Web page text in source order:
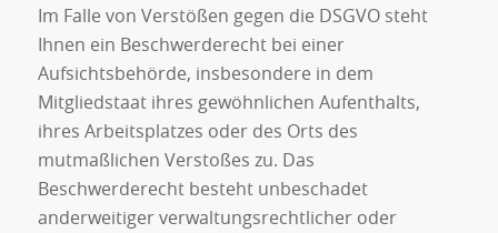
Im Falle von Verstößen gegen die DSGVO steht
Ihnen ein Beschwerderecht bei einer
Aufsichtsbehörde, insbesondere in dem
Mitgliedstaat ihres gewöhnlichen Aufenthalts,
ihres Arbeitsplatzes oder des Orts des
mutmaßlichen Verstoßes zu. Das
Beschwerderecht besteht unbeschadet
anderweitiger verwaltungsrechtlicher oder